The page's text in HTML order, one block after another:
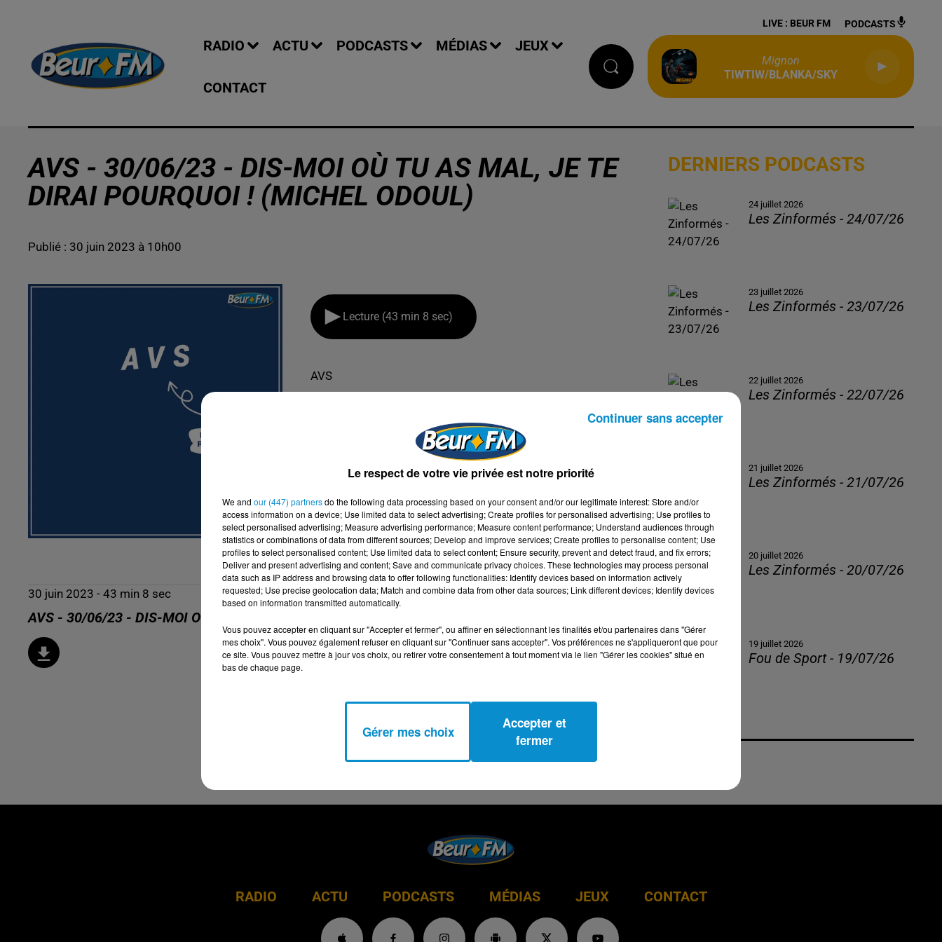
RADIO ACTU PODCASTS MÉDIAS JEUX
CONTACT
LIVE : BEUR FM PODCASTS
Mignon
TIWTIW/BLANKA/SKY
AVS - 30/06/23 - DIS-MOI OÙ TU AS MAL, JE TE
DIRAI POURQUOI ! (MICHEL ODOUL)
Publié : 30 juin 2023 à 10h00
Lecture (43 min 8 sec)
AVS
30 juin 2023 - 43 min 8 sec
AVS - 30/06/23 - DIS-MOI OÙ TU AS MAL, JE TE DIRAI POURQUOI ! (MICHEL ODOUL)
DERNIERS PODCASTS
24 juillet 2026
Les Zinformés - 24/07/26
23 juillet 2026
Les Zinformés - 23/07/26
22 juillet 2026
Les Zinformés - 22/07/26
21 juillet 2026
Les Zinformés - 21/07/26
20 juillet 2026
Les Zinformés - 20/07/26
19 juillet 2026
Fou de Sport - 19/07/26
RADIO ACTU PODCASTS MÉDIAS JEUX CONTACT
Le respect de votre vie privée est notre priorité
We and our (447) partnersdo the following data processing based on your consent and/or our legitimate interest: Store and/or
access information on a device; Use limited data to select advertising; Create profiles for personalised advertising; Use profiles to
select personalised advertising; Measure advertising performance; Measure content performance; Understand audiences through
statistics or combinations of data from different sources; Develop and improve services; Create profiles to personalise content; Use
profiles to select personalised content; Use limited data to select content; Ensure security, prevent and detect fraud, and fix errors;
Deliver and present advertising and content; Save and communicate privacy choices. These technologies may process personal
data such as IP address and browsing data to offer following functionalities: Identify devices based on information actively
requested; Use precise geolocation data; Match and combine data from other data sources; Link different devices; Identify devices
based on information transmitted automatically.
Vous pouvez accepter en cliquant sur "Accepter et fermer", ou affiner en sélectionnant les finalités et/ou partenaires dans "Gérer
mes choix". Vous pouvez également refuser en cliquant sur "Continuer sans accepter". Vos préférences ne s'appliqueront que pour
ce site. Vous pouvez mettre à jour vos choix, ou retirer votre consentement à tout moment via le lien "Gérer les cookies" situé en
bas de chaque page.
Gérer mes choix
Accepter et
fermer
Continuer sans accepter